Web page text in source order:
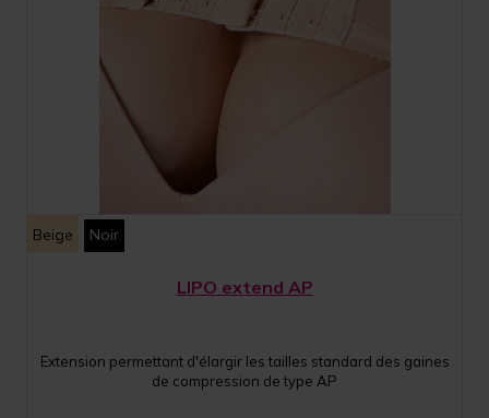
Beige Noir
LIPO extend AP
Extension permettant d'élargir les tailles standard des gaines
de compression de type AP